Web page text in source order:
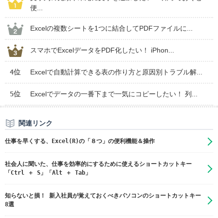
便...
Excelの複数シートを1つに結合してPDFファイルに...
スマホでExcelデータをPDF化したい！ iPhon...
4位 Excelで自動計算できる表の作り方と原因別トラブル解...
5位 Excelでデータの一番下まで一気にコピーしたい！ 列...
関連リンク
仕事を早くする、Excel(R)の「８つ」の便利機能＆操作
社会人に聞いた、仕事を効率的にするために使えるショートカットキー
「Ctrl ＋ S」「Alt ＋ Tab」
知らないと損！ 新入社員が覚えておくべきパソコンのショートカットキー
8選